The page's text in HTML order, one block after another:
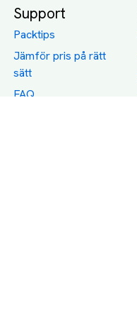
Support
Packtips
Jämför pris på rätt
sätt
FAQ